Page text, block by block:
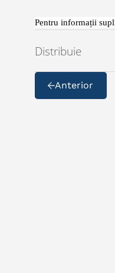
Pentru informații
Distribuie
Anterior